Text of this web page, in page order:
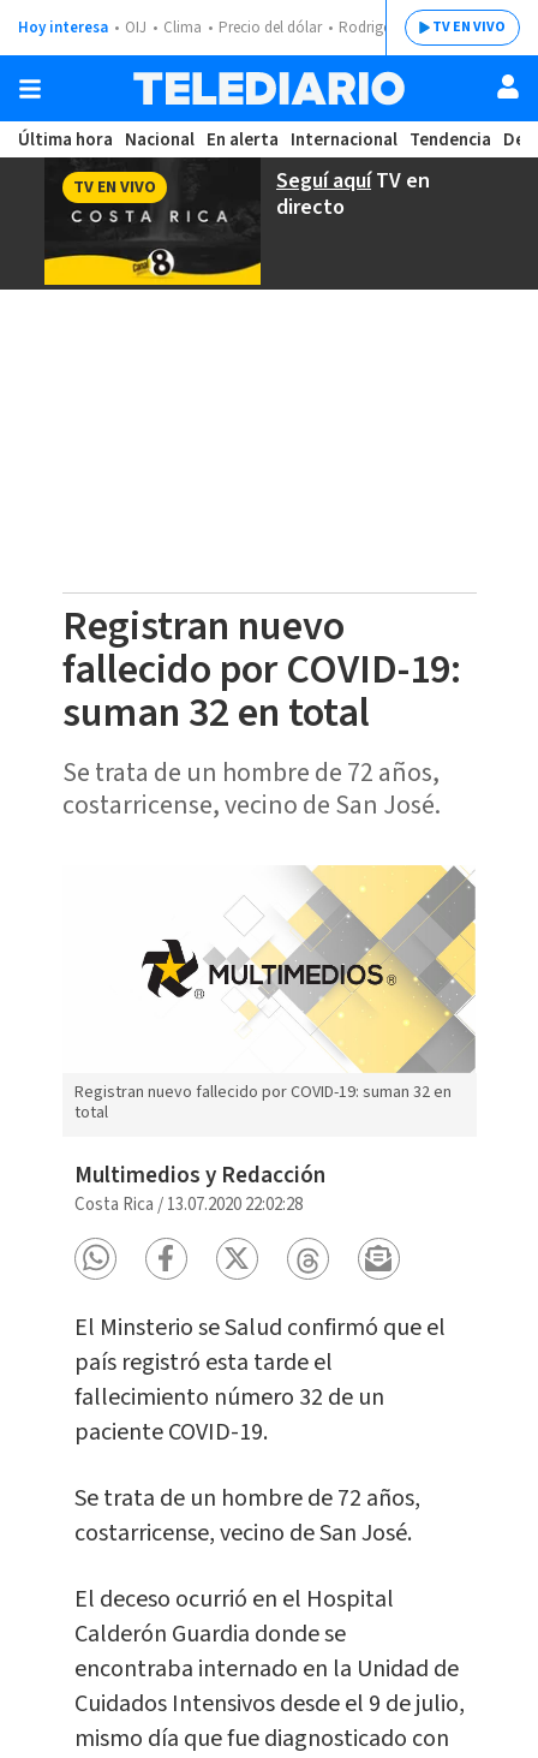
Hoy interesa OIJ Clima Precio del dólar Rodrigo ChavesTV EN VIVO
Última hora Nacional En alerta Internacional Tendencia
Seguí aquíTV en
directo
TV EN VIVO
Registran nuevo
fallecido por COVID-19:
suman 32 en total
Se trata de un hombre de 72 años,
costarricense, vecino de San José.
Registran nuevo fallecido por COVID-19: suman 32 en
total
Multimedios y Redacción
Costa Rica /13.07.2020 22:02:28
El Minsterio se Salud confirmó que el
país registró esta tarde el
fallecimiento número 32 de un
paciente COVID-19.
Se trata de un hombre de 72 años,
costarricense, vecino de San José.
El deceso ocurrió en el Hospital
Calderón Guardia donde se
encontraba internado en la Unidad de
Cuidados Intensivos desde el 9 de julio,
mismo día que fue diagnosticado con